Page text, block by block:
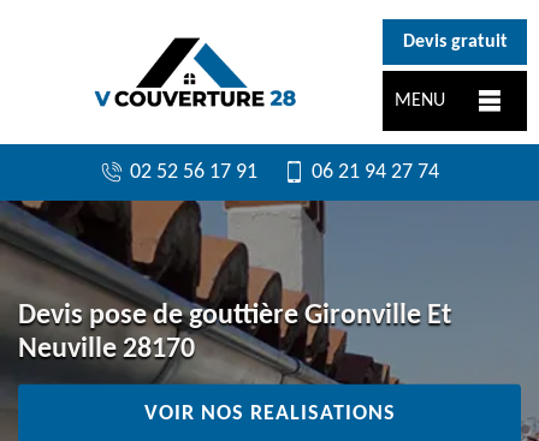
Devis gratuit
MENU
02 52 56 17 91 06 21 94 27 74
Devis pose de gouttière Gironville Et
Neuville 28170
VOIR NOS REALISATIONS